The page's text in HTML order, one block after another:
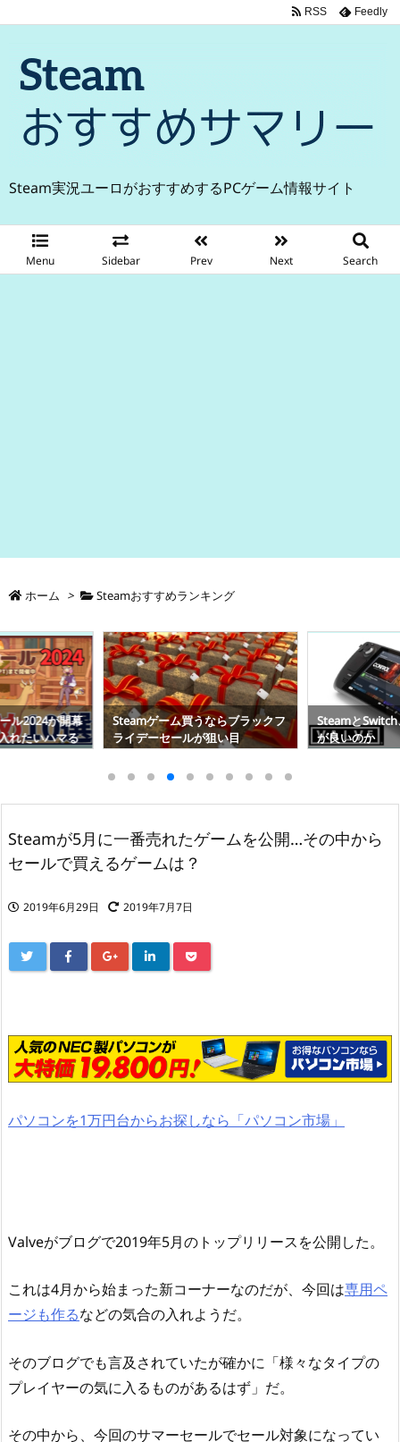
Steam実況ユーロがおすすめするPCゲーム情報サイト
Menu Sidebar Prev Next Search
RSS Feedly
ホーム > Steamおすすめランキング
ル2024が開幕
れたいハマる
Steamゲーム買うならブラックフ
ライデーセールが狙い目
Steamと
が良いのか
Steamが5月に一番売れたゲームを公開…その中から
セールで買えるゲームは？
2019年6月29日 2019年7月7日
パソコンを1万円台からお探しなら「パソコン市場」
Valveがブログで2019年5月のトップリリースを公開した。
これは4月から始まった新コーナーなのだが、今回は専用ペ
ージも作るなどの気合の入れようだ。
そのブログでも言及されていたが確かに「様々なタイプの
プレイヤーの気に入るものがあるはず」だ。
その中から、今回のサマーセールでセール対象になってい